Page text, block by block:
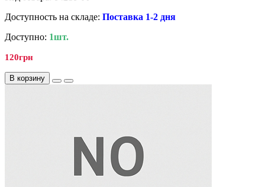
Доступность на складе: Поставка 1-2 дня
Доступно: 1шт.
120грн
В корзину